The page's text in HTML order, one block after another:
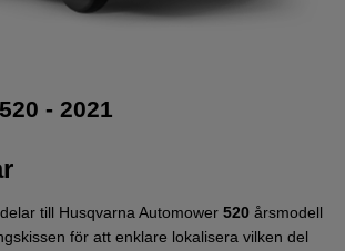
- 2021
till Husqvarna Automower 520 årsmodell
för att enklare lokalisera vilken del